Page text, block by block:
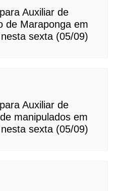
Auxiliar de
de Maraponga em
sexta (05/09)
Auxiliar de
manipulados em
sexta (05/09)